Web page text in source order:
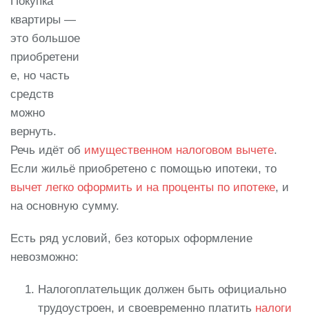
квартиры —
это большое
приобретени
е, но часть
средств
можно
вернуть.
Речь идёт об имущественном налоговом вычете.
Если жильё приобретено с помощью ипотеки, то
вычет легко оформить и на проценты по ипотеке, и
на основную сумму.
Есть ряд условий, без которых оформление
невозможно:
Налогоплательщик должен быть официально
трудоустроен, и своевременно платить налоги